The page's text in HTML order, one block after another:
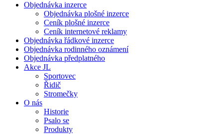
Objednávka inzerce
Objednávka plošné inzerce
Ceník plošné inzerce
Ceník internetové reklamy
Objednávka řádkové inzerce
Objednávka rodinného oznámení
Objednávka předplatného
Akce JL
Sportovec
Řidič
Stromečky
O nás
Historie
Psalo se
Produkty